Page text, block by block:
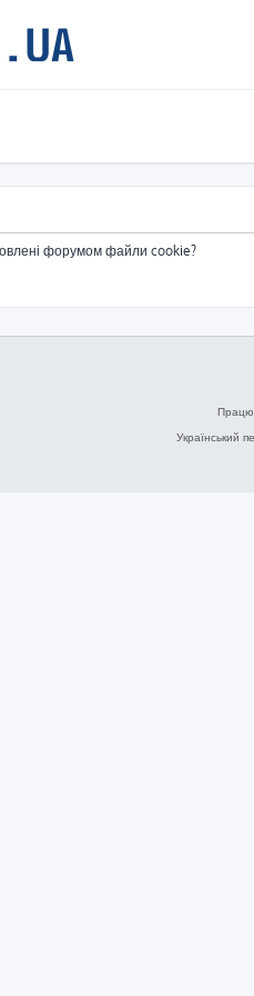
форумом файли cookie?
Український